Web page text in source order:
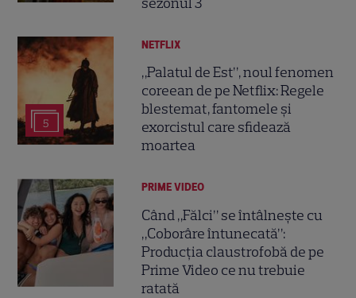
5
NETFLIX
„Palatul de Est”, noul fenomen
coreean de pe Netflix: Regele
blestemat, fantomele și
exorcistul care sfidează
moartea
PRIME VIDEO
Când „Fălci” se întâlnește cu
„Coborâre întunecată”:
Producția claustrofobă de pe
Prime Video ce nu trebuie
ratată